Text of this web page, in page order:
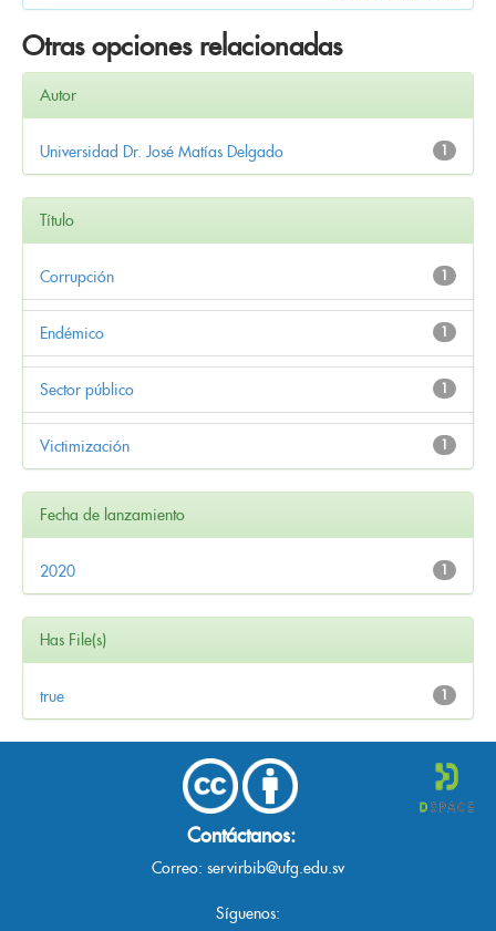
Otras opciones relacionadas
Autor
1
Universidad Dr. José Matías Delgado
Título
1
Corrupción
1
Endémico
1
Sector público
1
Victimización
Fecha de lanzamiento
1
2020
Has File(s)
1
true
Contáctanos:
Correo: servirbib@ufg.edu.sv
Síguenos: